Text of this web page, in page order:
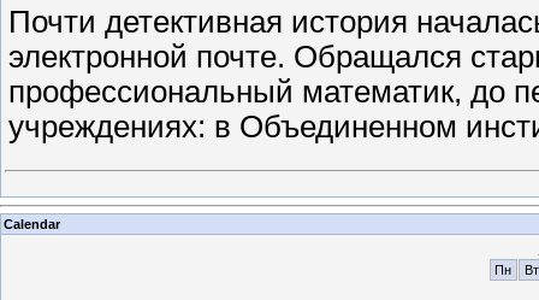
Почти детективная история
электронной почте. Обращался
профессиональный математик, до
учреждениях: в Объединенном
Calendar
Пн
Вт